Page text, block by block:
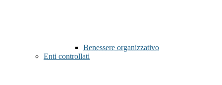
Benessere organizzativo
Enti controllati